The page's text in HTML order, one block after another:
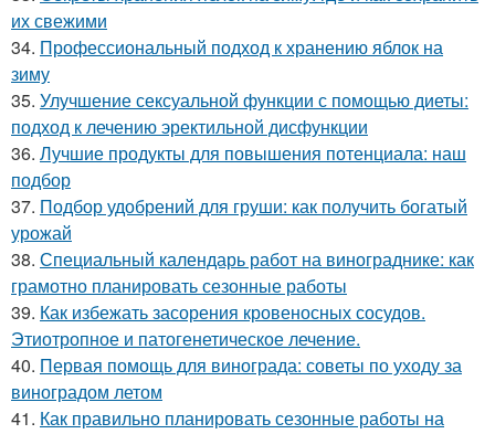
их свежими
34. Профессиональный подход к хранению яблок на
зиму
35. Улучшение сексуальной функции с помощью диеты:
подход к лечению эректильной дисфункции
36. Лучшие продукты для повышения потенциала: наш
подбор
37. Подбор удобрений для груши: как получить богатый
урожай
38. Специальный календарь работ на винограднике: как
грамотно планировать сезонные работы
39. Как избежать засорения кровеносных сосудов.
Этиотропное и патогенетическое лечение.
40. Первая помощь для винограда: советы по уходу за
виноградом летом
41. Как правильно планировать сезонные работы на